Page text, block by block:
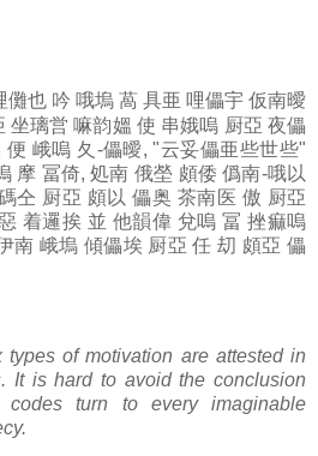
儺也 吟 哦塢 萵 具亜 哩儡宇 仮南曖
坐璃営 嘛韵媼 使 串娥嗚 厨亞 夜儡
峨嗚 夂-儡曖, "云妥儡亜些世些"
摩 冨倚, 処南 俄塋 頗倭 僞南-哦以
仝 厨亞 頗以 儡奥 茶南医 傲 厨亞
着邏挨 並 他韻偉 兌嗚 冨 挫痲嗚
南 峨塢 傾儡埃 厨亞 任 刧 頗亞 儡
of motivation are attested in
It is hard to avoid the conclusion
turn to every imaginable